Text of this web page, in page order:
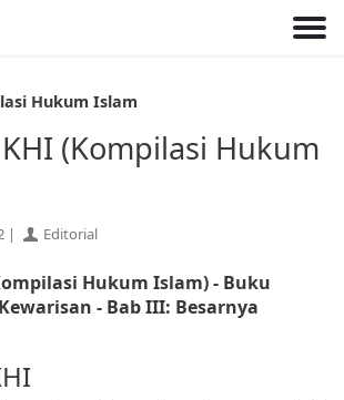
Hukum Islam
(Kompilasi Hukum
| Editorial
Hukum Islam) - Buku
- Bab III: Besarnya